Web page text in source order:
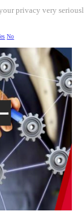
privacy very
No